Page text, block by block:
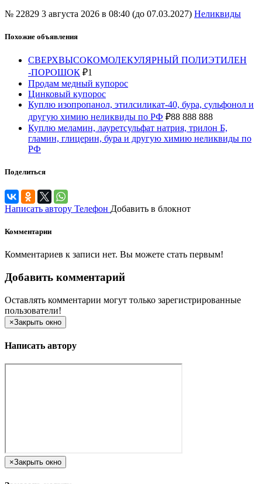
№ 22829 3 августа 2026 в 08:40 (до 07.03.2027) Неликвиды
Похожие объявления
СВЕРХВЫСОКОМОЛЕКУЛЯРНЫЙ ПОЛИЭТИЛЕН
-ПОРОШОК ₽1
Продам медный купорос
Цинковый купорос
Куплю изопропанол, этилсиликат-40, бура, сульфонол и
другую химию неликвиды по РФ ₽88 888 888
Куплю меламин, лауретсульфат натрия, трилон Б,
гламин, глицерин, бура и другую химию неликвиды по
РФ
Поделиться
Написать автору Телефон Добавить в блокнот
Комментарии
Комментариев к записи нет. Вы можете стать первым!
Добавить комментарий
Оставлять комментарии могут только зарегистрированные
пользователи!
×Закрыть окно
Написать автору
×Закрыть окно